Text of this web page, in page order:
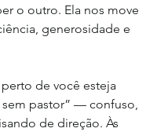
o outro. Ela nos move
generosidade e
de você esteja
pastor” — confuso,
de direção. Às